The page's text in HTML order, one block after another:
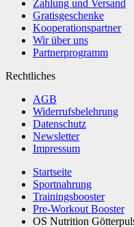
Zahlung und Versand
Gratisgeschenke
Kooperationspartner
Wir über uns
Partnerprogramm
Rechtliches
AGB
Widerrufsbelehrung
Datenschutz
Newsletter
Impressum
Startseite
Sportnahrung
Trainingsbooster
Pre-Workout Booster
OS Nutrition